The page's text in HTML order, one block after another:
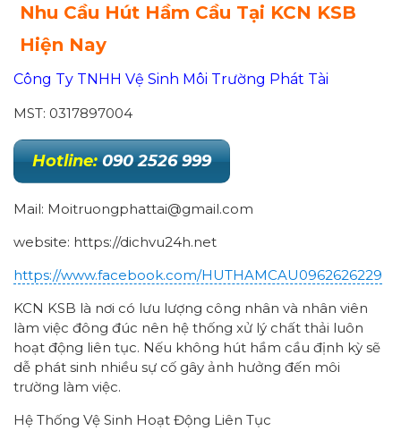
Nhu Cầu Hút Hầm Cầu Tại KCN KSB
Hiện Nay
Công Ty TNHH Vệ Sinh Môi Trường Phát Tài
MST: 0317897004
Hotline: 090 2526 999
Mail: Moitruongphattai@gmail.com
website: https://dichvu24h.net
https://www.facebook.com/HUTHAMCAU0962626229
KCN KSB là nơi có lưu lượng công nhân và nhân viên
làm việc đông đúc nên hệ thống xử lý chất thải luôn
hoạt động liên tục. Nếu không hút hầm cầu định kỳ sẽ
dễ phát sinh nhiều sự cố gây ảnh hưởng đến môi
trường làm việc.
Hệ Thống Vệ Sinh Hoạt Động Liên Tục